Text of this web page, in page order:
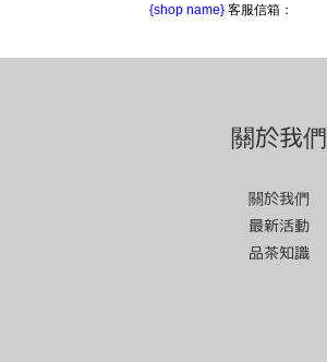
{shop name} 客服信箱：
關於我們
關於我們
最新活動
品茶知識